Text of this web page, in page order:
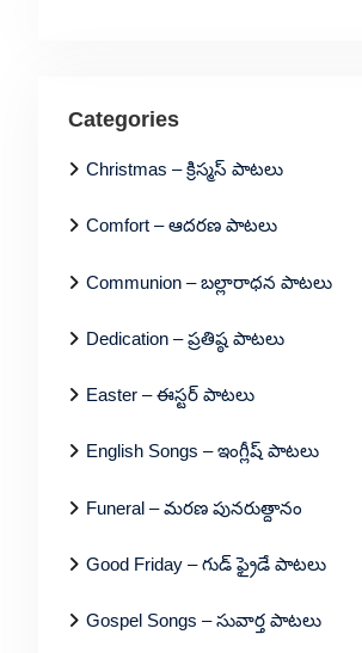
Categories
Christmas – క్రిస్మస్ పాటలు
Comfort – ఆదరణ పాటలు
Communion – బల్లారాధన పాటలు
Dedication – ప్రతిష్ఠ పాటలు
Easter – ఈస్టర్ పాటలు
English Songs – ఇంగ్లీష్ పాటలు
Funeral – మరణ పునరుత్దానం
Good Friday – గుడ్ ఫ్రైడే పాటలు
Gospel Songs – సువార్త పాటలు